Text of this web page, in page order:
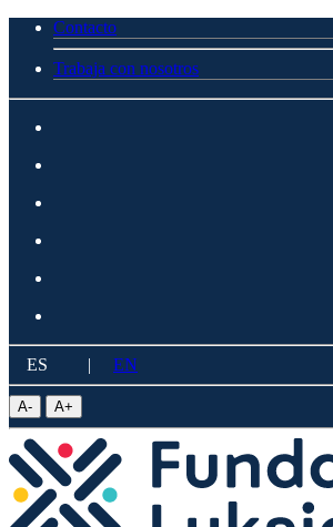
Contacto
Trabaja con nosotros
ES | EN
A- A+